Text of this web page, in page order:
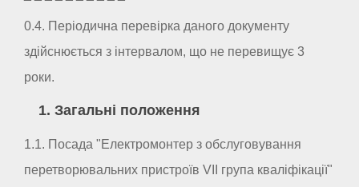
0.4. Періодична перевірка даного документу
здійснюється з інтервалом, що не перевищує 3
роки.
1. Загальні положення
1.1. Посада "Електромонтер з обслуговування
перетворювальних пристроїв VII група кваліфікації"